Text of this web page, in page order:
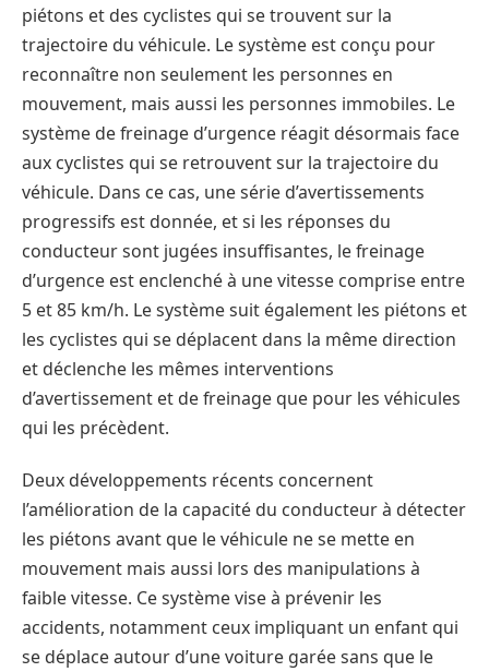
piétons et des cyclistes qui se trouvent sur la
trajectoire du véhicule. Le système est conçu pour
reconnaître non seulement les personnes en
mouvement, mais aussi les personnes immobiles. Le
système de freinage d’urgence réagit désormais face
aux cyclistes qui se retrouvent sur la trajectoire du
véhicule. Dans ce cas, une série d’avertissements
progressifs est donnée, et si les réponses du
conducteur sont jugées insuffisantes, le freinage
d’urgence est enclenché à une vitesse comprise entre
5 et 85 km/h. Le système suit également les piétons et
les cyclistes qui se déplacent dans la même direction
et déclenche les mêmes interventions
d’avertissement et de freinage que pour les véhicules
qui les précèdent.
Deux développements récents concernent
l’amélioration de la capacité du conducteur à détecter
les piétons avant que le véhicule ne se mette en
mouvement mais aussi lors des manipulations à
faible vitesse. Ce système vise à prévenir les
accidents, notamment ceux impliquant un enfant qui
se déplace autour d’une voiture garée sans que le